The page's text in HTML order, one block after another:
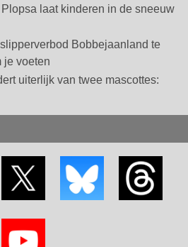
laat kinderen in de sneeuw
Bobbejaanland te
je voeten
uiterlijk van twee mascottes: